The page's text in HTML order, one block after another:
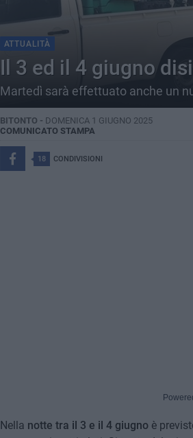
ATTUALITÀ
Il 3 ed il 4 giugno
Martedì sarà effettuato anche un
BITONTO - DOMENICA 1 GIUGNO 2025
COMUNICATO STAMPA
18 CONDIVISIONI
Nella notte tra il 3 e il 4 giugnoè